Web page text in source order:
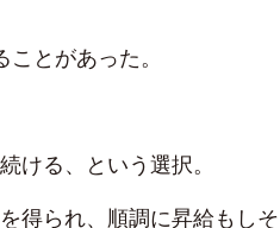
とがあった。
ける、という選択。
得られ、順調に昇給もしそ